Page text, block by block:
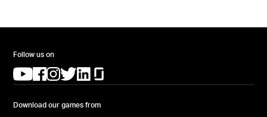
Follow us on
(opens in a new tab)
(opens in a new tab)
(opens in a new tab)
(opens in a new tab)
(opens in a new tab)
Download our games from